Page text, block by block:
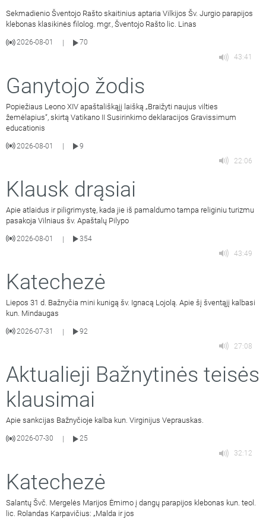
Sekmadienio Šventojo Rašto skaitinius aptaria Vilkijos Šv. Jurgio parapijos
klebonas klasikinės filolog. mgr., Šventojo Rašto lic. Linas
2026-08-01
70
43:41
Ganytojo žodis
Popiežiaus Leono XIV apaštališkąjį laišką „Braižyti naujus vilties
žemėlapius“, skirtą Vatikano II Susirinkimo deklaracijos Gravissimum
educationis
2026-08-01
9
22:06
Klausk drąsiai
Apie atlaidus ir piligrimystę, kada jie iš pamaldumo tampa religiniu turizmu
pasakoja Vilniaus šv. Apaštalų Pilypo
2026-08-01 |
354
43:49
Katechezė
Liepos 31 d. Bažnyčia mini kunigą šv. Ignacą Lojolą. Apie šį šventąjį kalbasi
kun. Mindaugas
2026-07-31 |
92
27:08
Aktualieji Bažnytinės teisės
klausimai
Apie sankcijas Bažnyčioje kalba kun. Virginijus Veprauskas.
2026-07-30
25
32:12
Katechezė
Salantų Švč. Mergelės Marijos Ėmimo į dangų parapijos klebonas kun. teol.
lic. Rolandas Karpavičius: „Malda ir jos